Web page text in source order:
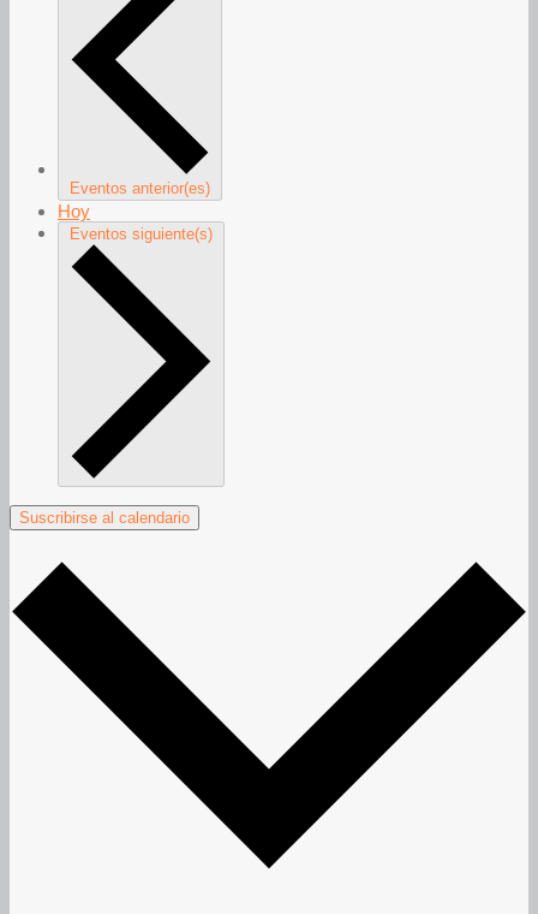
Eventos anterior(es)
Hoy
Eventos siguiente(s)
Suscribirse al calendario